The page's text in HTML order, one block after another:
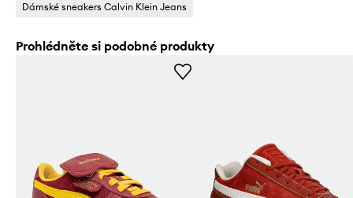
Dámské sneakers Calvin Klein Jeans
Prohlédněte si podobné produkty